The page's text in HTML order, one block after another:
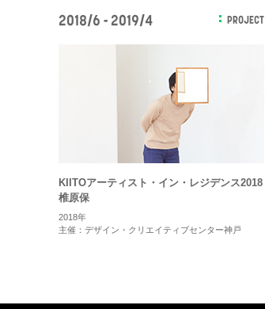
2018/6 - 2019/4 PROJECT
KIITOアーティスト・イン・レジデンス2018
椎原保
2018年
主催：デザイン・クリエイティブセンター神戸